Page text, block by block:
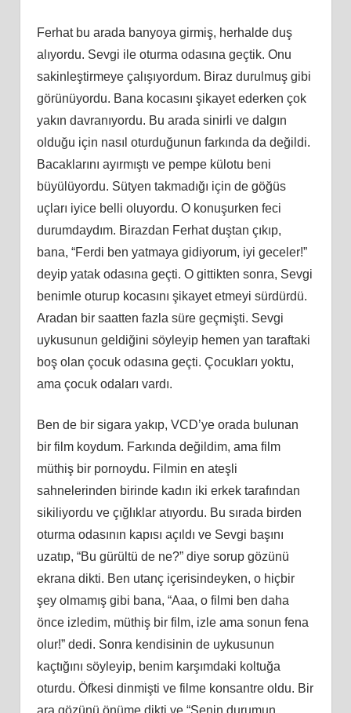
Ferhat bu arada banyoya girmiş, herhalde duş
alıyordu. Sevgi ile oturma odasına geçtik. Onu
sakinleştirmeye çalışıyordum. Biraz durulmuş gibi
görünüyordu. Bana kocasını şikayet ederken çok
yakın davranıyordu. Bu arada sinirli ve dalgın
olduğu için nasıl oturduğunun farkında da değildi.
Bacaklarını ayırmıştı ve pempe külotu beni
büyülüyordu. Sütyen takmadığı için de göğüs
uçları iyice belli oluyordu. O konuşurken feci
durumdaydım. Birazdan Ferhat duştan çıkıp,
bana, “Ferdi ben yatmaya gidiyorum, iyi geceler!”
deyip yatak odasına geçti. O gittikten sonra, Sevgi
benimle oturup kocasını şikayet etmeyi sürdürdü.
Aradan bir saatten fazla süre geçmişti. Sevgi
uykusunun geldiğini söyleyip hemen yan taraftaki
boş olan çocuk odasına geçti. Çocukları yoktu,
ama çocuk odaları vardı.
Ben de bir sigara yakıp, VCD’ye orada bulunan
bir film koydum. Farkında değildim, ama film
müthiş bir pornoydu. Filmin en ateşli
sahnelerinden birinde kadın iki erkek tarafından
sikiliyordu ve çığlıklar atıyordu. Bu sırada birden
oturma odasının kapısı açıldı ve Sevgi başını
uzatıp, “Bu gürültü de ne?” diye sorup gözünü
ekrana dikti. Ben utanç içerisindeyken, o hiçbir
şey olmamış gibi bana, “Aaa, o filmi ben daha
önce izledim, müthiş bir film, izle ama sonun fena
olur!” dedi. Sonra kendisinin de uykusunun
kaçtığını söyleyip, benim karşımdaki koltuğa
oturdu. Öfkesi dinmişti ve filme konsantre oldu. Bir
ara gözünü önüme dikti ve “Senin durumun